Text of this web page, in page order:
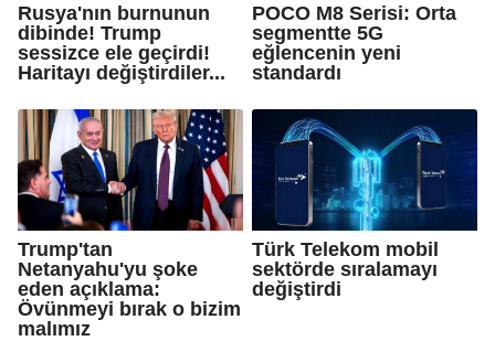
Rusya'nın burnunun
dibinde! Trump
sessizce ele geçirdi!
Haritayı değiştirdiler...
POCO M8 Serisi: Orta
segmentte 5G
eğlencenin yeni
standardı
Trump'tan
Netanyahu'yu şoke
eden açıklama:
Övünmeyi bırak o bizim
malımız
Türk Telekom mobil
sektörde sıralamayı
değiştirdi